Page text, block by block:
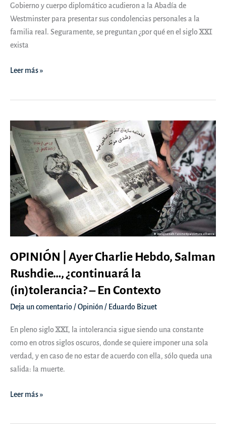
Gobierno y cuerpo diplomático acudieron a la Abadía de
Westminster para presentar sus condolencias personales a la
familia real. Seguramente, se preguntan ¿por qué en el siglo XXI
exista
OPINIÓN
Inglaterra
fuera
una
república?
–
Tribuna
Pública
Leer más »
OPINIÓN | Ayer Charlie Hebdo, Salman
Rushdie…, ¿continuará la
(in)tolerancia? – En Contexto
Deja un comentario/Opinión/ Eduardo Bizuet
En pleno siglo XXI, la intolerancia sigue siendo una constante
como en otros siglos oscuros, donde se quiere imponer una sola
verdad, y en caso de no estar de acuerdo con ella, sólo queda una
salida: la muerte.
OPINIÓN
Leer más »